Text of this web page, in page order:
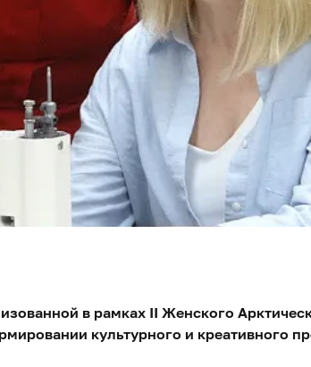
в рамках II Женского
культурного и креативного